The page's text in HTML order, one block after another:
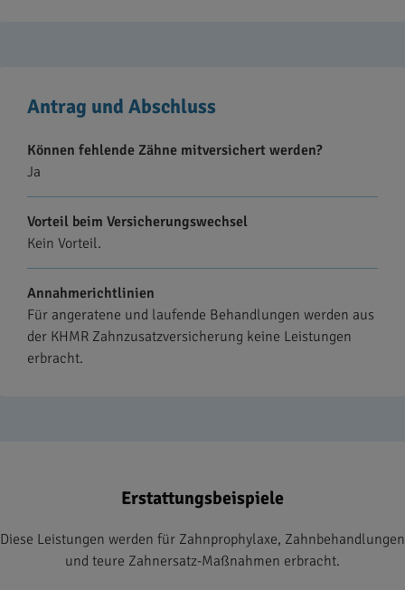
Antrag und Abschluss
Können fehlende Zähne mitversichert werden?
Ja
Vorteil beim Versicherungswechsel
Kein Vorteil.
Annahmerichtlinien
Für angeratene und laufende Behandlungen werden aus
der KHMR Zahnzusatzversicherung keine Leistungen
erbracht.
Erstattungsbeispiele
Diese Leistungen werden für Zahnprophylaxe, Zahnbehandlungen
und teure Zahnersatz-Maßnahmen erbracht.